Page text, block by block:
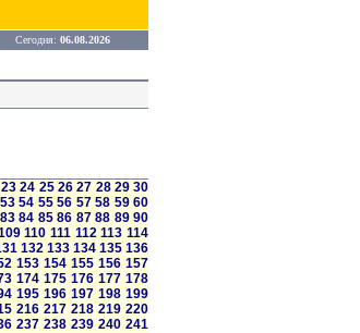
Сегодня: 06.08.2026
23 24 25 26 27 28 29 30
53 54 55 56 57 58 59 60
83 84 85 86 87 88 89 90
110 111 112 113 114
132 133 134 135 136
153 154 155 156 157
174 175 176 177 178
195 196 197 198 199
216 217 218 219 220
237 238 239 240 241